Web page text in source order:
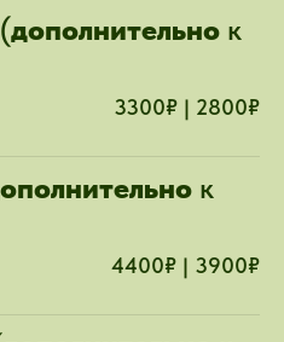
дополнительно к
3300₽ | 2800₽
к
4400₽ | 3900₽